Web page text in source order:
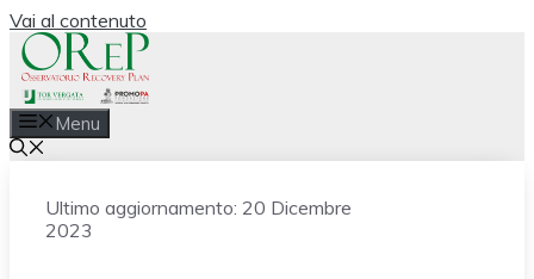
Vai al contenuto
Menu
Ultimo aggiornamento: 20 Dicembre
2023